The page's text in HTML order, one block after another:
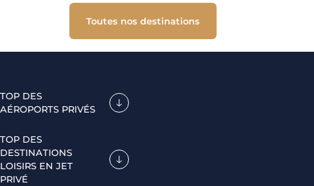
Toutes nos destinations
TOP DES
AÉROPORTS PRIVÉS
TOP DES
DESTINATIONS
LOISIRS EN JET
PRIVÉ